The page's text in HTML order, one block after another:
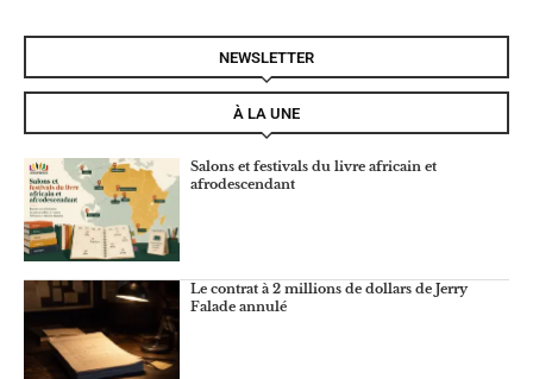
NEWSLETTER
À LA UNE
Salons et festivals du livre africain et
afrodescendant
Le contrat à 2 millions de dollars de Jerry
Falade annulé